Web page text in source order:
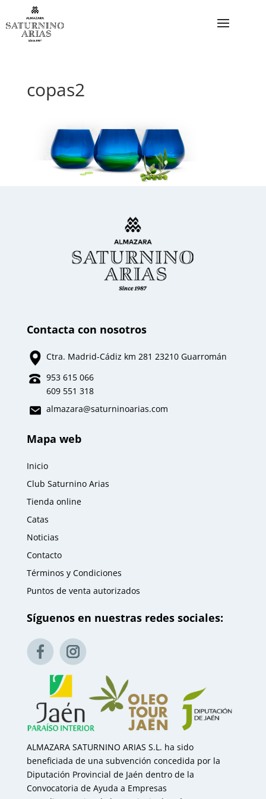
copas2
Contacta con nosotros
Ctra. Madrid-Cádiz km 281 23210 Guarromán
953 615 066
609 551 318
almazara@saturninoarias.com
Mapa web
Inicio
Club Saturnino Arias
Tienda online
Catas
Noticias
Contacto
Términos y Condiciones
Puntos de venta autorizados
Síguenos en nuestras redes sociales:
ALMAZARA SATURNINO ARIAS S.L. ha sido
beneficiada de una subvención concedida por la
Diputación Provincial de Jaén dentro de la
Convocatoria de Ayuda a Empresas